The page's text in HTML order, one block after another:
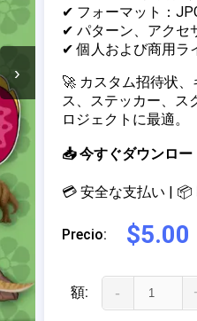
›
✔ フォーマット：
✔ パターン、アクセ
✔ 個人および商用ラ
🚀 カスタム招待状
ス、ステッカー、ス
ロジェクトに最適。
📥 今すぐダウンロ
💳 安全な支払い | 📦
Precio: $5.00
額: -